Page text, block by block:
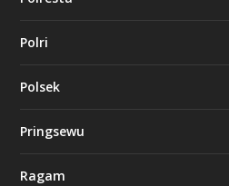
Polri
Polsek
Pringsewu
Ragam